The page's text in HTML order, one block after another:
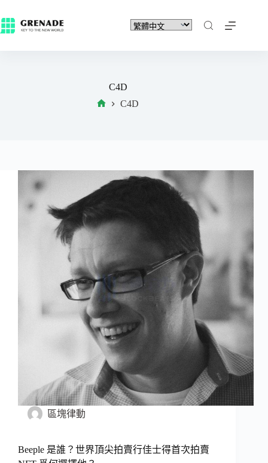
C4D
C4D
區塊律動
Beeple 是誰？世界頂尖拍賣行佳士得首次拍賣